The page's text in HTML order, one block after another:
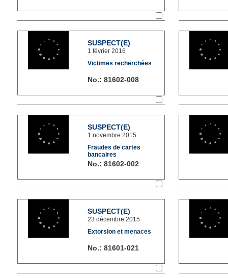
SUSPECT(E)
1 février 2016
Victimes recherchées
No.: 81602-008
SUSPECT(E)
1 novembre 2015
Fraudes de cartes
bancaires
No.: 81602-002
SUSPECT(E)
23 décembre 2015
Extorsion et menaces
No.: 81601-021